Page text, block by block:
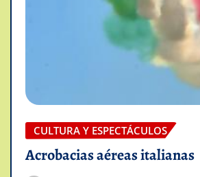
CULTURA Y ESPECTÁCULOS
Acrobacias aéreas italianas